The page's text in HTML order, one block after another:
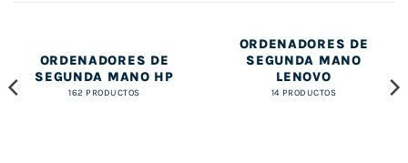
ORDENADORES DE
SEGUNDA MANO HP
162 PRODUCTOS
ORDENADORES DE
SEGUNDA MANO
LENOVO
14 PRODUCTOS